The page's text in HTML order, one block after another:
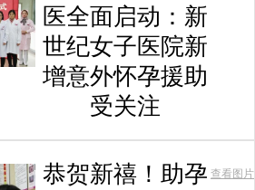
医全面启动：新
世纪女子医院新
增意外怀孕援助
受关注
恭贺新禧！助孕 查看图片